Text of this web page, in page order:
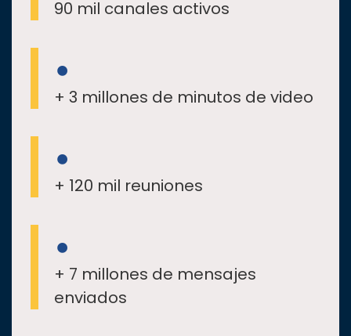
90 mil canales activos
+ 3 millones de minutos de video
+ 120 mil reuniones
+ 7 millones de mensajes
enviados